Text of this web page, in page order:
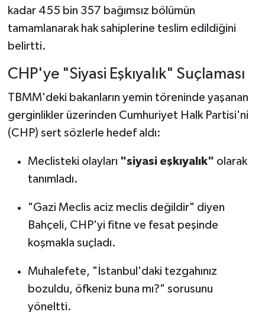
kadar 455 bin 357 bağımsız bölümün
tamamlanarak hak sahiplerine teslim edildiğini
belirtti.
CHP'ye "Siyasi Eşkıyalık" Suçlaması
TBMM'deki bakanların yemin töreninde yaşanan
gerginlikler üzerinden Cumhuriyet Halk Partisi'ni
(CHP) sert sözlerle hedef aldı:
Meclisteki olayları "siyasi eşkıyalık" olarak
tanımladı.
"Gazi Meclis aciz meclis değildir" diyen
Bahçeli, CHP'yi fitne ve fesat peşinde
koşmakla suçladı.
Muhalefete, "İstanbul'daki tezgahınız
bozuldu, öfkeniz buna mı?" sorusunu
yöneltti.